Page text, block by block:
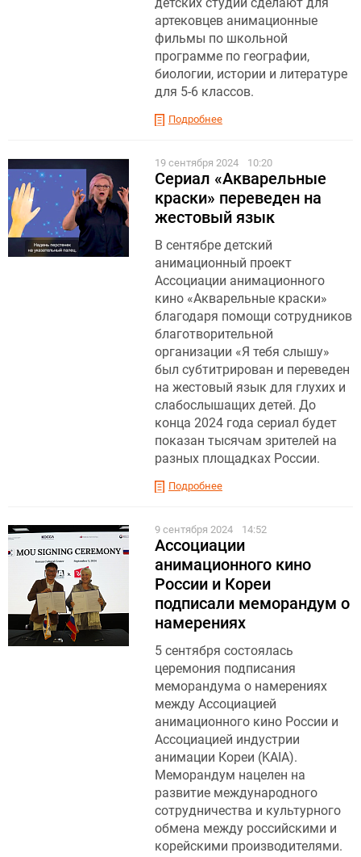
артековцев анимационные
фильмы по школьной
программе по географии,
биологии, истории и литературе
для 5-6 классов.
Подробнее
19 сентября 2024 10:20
Сериал «Акварельные
краски» переведен на
жестовый язык
В сентябре детский
анимационный проект
Ассоциации анимационного
кино «Акварельные краски»
благодаря помощи сотрудников
благотворительной
организации «Я тебя слышу»
был субтитрирован и переведен
на жестовый язык для глухих и
слабослышащих детей. До
конца 2024 года сериал будет
показан тысячам зрителей на
разных площадках России.
Подробнее
9 сентября 2024 14:52
Ассоциации
анимационного кино
России и Кореи
подписали меморандум о
намерениях
5 сентября состоялась
церемония подписания
меморандума о намерениях
между Ассоциацией
анимационного кино России и
Ассоциацией индустрии
анимации Кореи (KAIA).
Меморандум нацелен на
развитие международного
сотрудничества и культурного
обмена между российскими и
корейскими производителями.